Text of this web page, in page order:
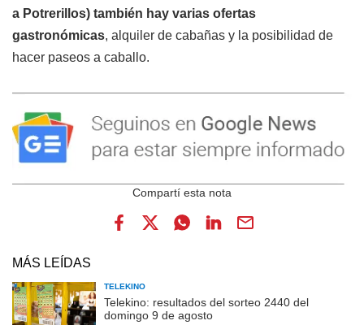
a Potrerillos) también hay varias ofertas
gastronómicas, alquiler de cabañas y la posibilidad de
hacer paseos a caballo.
MÁS LEÍDAS
TELEKINO
Telekino: resultados del sorteo 2440 del
domingo 9 de agosto